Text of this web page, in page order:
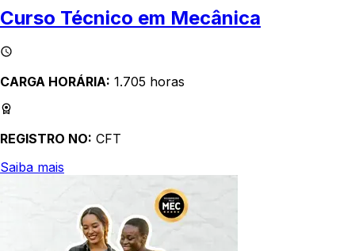
Curso Técnico em Mecânica
CARGA HORÁRIA: 1.705 horas
REGISTRO NO: CFT
Saiba mais